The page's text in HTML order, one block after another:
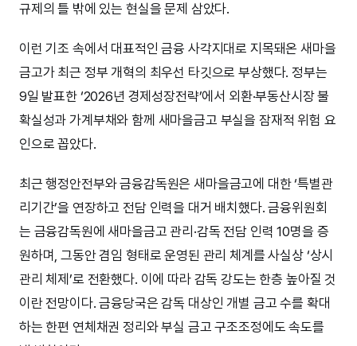
규제의 틀 밖에 있는 현실을 문제 삼았다.
이런 기조 속에서 대표적인 금융 사각지대로 지목돼온 새마을
금고가 최근 정부 개혁의 최우선 타깃으로 부상했다. 정부는
9일 발표한 ‘2026년 경제성장전략’에서 외환·부동산시장 불
확실성과 가계부채와 함께 새마을금고 부실을 잠재적 위험 요
인으로 꼽았다.
최근 행정안전부와 금융감독원은 새마을금고에 대한 ‘특별관
리기간’을 연장하고 전담 인력을 대거 배치했다. 금융위원회
는 금융감독원에 새마을금고 관리·감독 전담 인력 10명을 증
원하며, 그동안 겸임 형태로 운영된 관리 체계를 사실상 ‘상시
관리 체제’로 전환했다. 이에 따라 감독 강도는 한층 높아질 것
이란 전망이다. 금융당국은 감독 대상인 개별 금고 수를 확대
하는 한편 연체채권 정리와 부실 금고 구조조정에도 속도를